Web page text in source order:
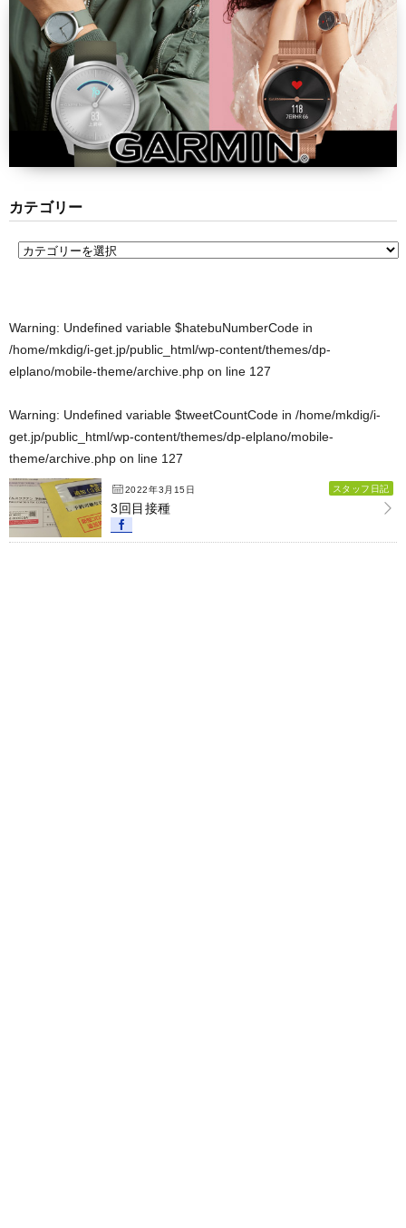
カテゴリー
Warning: Undefined variable $hatebuNumberCode in
/home/mkdig/i-get.jp/public_html/wp-content/themes/dp-
elplano/mobile-theme/archive.php on line 127
Warning: Undefined variable $tweetCountCode in /home/mkdig/i-
get.jp/public_html/wp-content/themes/dp-elplano/mobile-
theme/archive.php on line 127
2022年3月15日 スタッフ日記
3回目接種